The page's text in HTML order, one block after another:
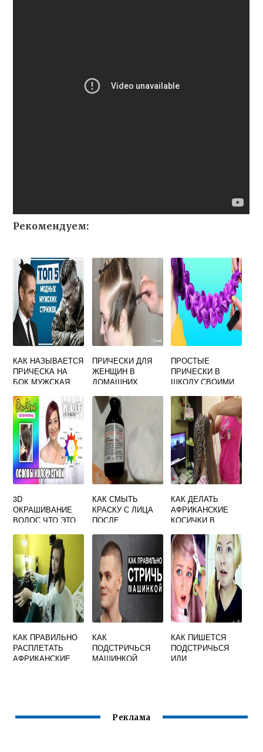
Рекомендуем:
КАК НАЗЫВАЕТСЯ
ПРИЧЕСКА НА
БОК МУЖСКАЯ
ПРИЧЕСКИ ДЛЯ
ЖЕНЩИН В
ДОМАШНИХ
ПРОСТЫЕ
ПРИЧЕСКИ В
ШКОЛУ СВОИМИ
3D
ОКРАШИВАНИЕ
ВОЛОС ЧТО ЭТО
КАК СМЫТЬ
КРАСКУ С ЛИЦА
ПОСЛЕ
ВОЛОС
КАК ДЕЛАТЬ
АФРИКАНСКИЕ
КОСИЧКИ В
УСЛОВИЯХ
КАК ПРАВИЛЬНО
РАСПЛЕТАТЬ
АФРИКАНСКИЕ
КАК
ПОДСТРИЧЬСЯ
МАШИНКОЙ
КАК ПИШЕТСЯ
ПОДСТРИЧЬСЯ
ИЛИ
Реклама